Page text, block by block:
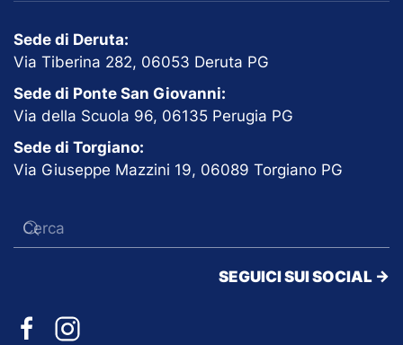
Sede di Deruta:
Via Tiberina 282, 06053 Deruta PG
Sede di Ponte San Giovanni:
Via della Scuola 96, 06135 Perugia PG
Sede di Torgiano:
Via Giuseppe Mazzini 19, 06089 Torgiano PG
SEGUICI SUI SOCIAL ->